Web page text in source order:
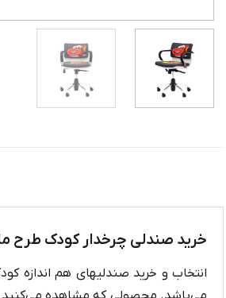
خرید صندلی چرخدار کودک طرح
انتخاب و خرید صندلیهای هم اندازه